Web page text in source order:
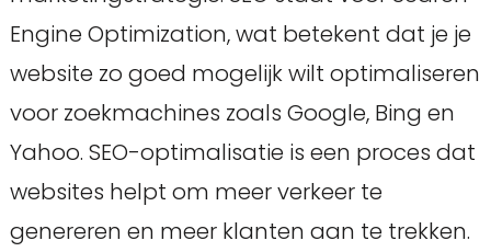
Engine Optimization, wat betekent dat je je
website zo goed mogelijk wilt optimaliseren
voor zoekmachines zoals Google, Bing en
Yahoo. SEO-optimalisatie is een proces dat
websites helpt om meer verkeer te
genereren en meer klanten aan te trekken.